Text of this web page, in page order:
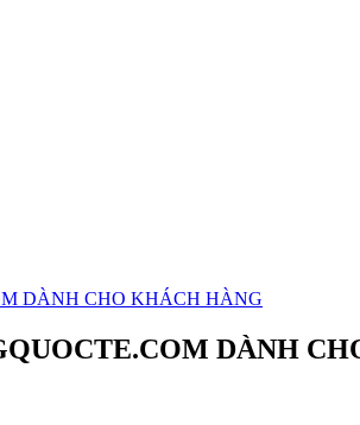
DÀNH CHO KHÁCH HÀNG
DÀNH